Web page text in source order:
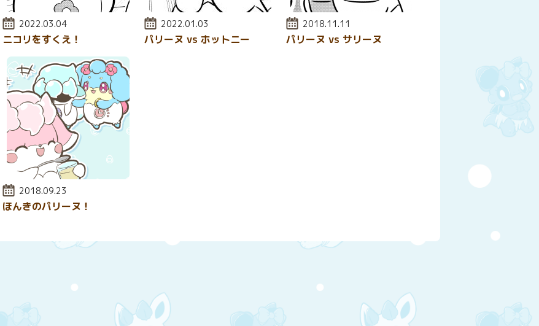
投稿日:
2022.03.04
ニコリをすくえ！
投稿日:
2022.01.03
パリーヌ vs ホットニー
投稿日:
2018.11.11
パリーヌ vs サリーヌ
投稿日:
2018.09.23
ほんきのパリーヌ！